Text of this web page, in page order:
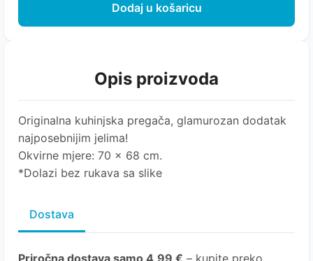
Dodaj u košaricu
Opis proizvoda
Originalna kuhinjska pregača, glamurozan dodatak
najposebnijim jelima!
Okvirne mjere: 70 x 68 cm.
*Dolazi bez rukava sa slike
Dostava
Priročna dostava samo 4,99 € – kupite preko